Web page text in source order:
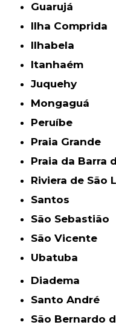
Guarujá
Ilha Comprida
Ilhabela
Itanhaém
Juquehy
Mongaguá
Peruíbe
Praia Grande
Praia da Barra
Riviera de São
Santos
São Sebastião
São Vicente
Ubatuba
Diadema
Santo André
São Bernardo